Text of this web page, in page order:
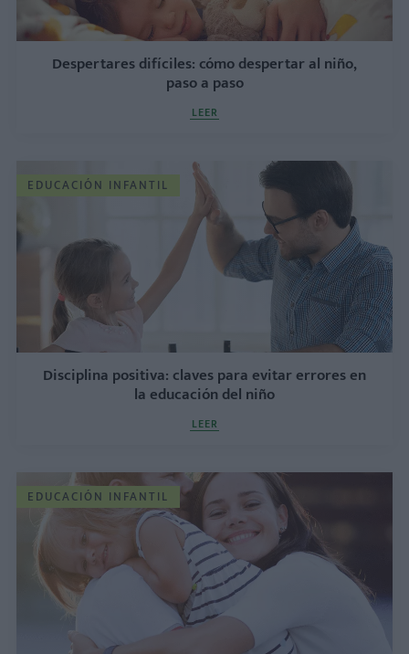
Despertares difíciles: cómo despertar al niño,
paso a paso
LEER
EDUCACIÓN INFANTIL
Disciplina positiva: claves para evitar errores en
la educación del niño
LEER
EDUCACIÓN INFANTIL